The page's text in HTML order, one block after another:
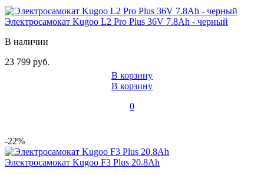
Электросамокат Kugoo L2 Pro Plus 36V 7.8Ah - черный
В наличии
23 799 руб.
В корзину
В корзину
0
-22%
Электросамокат Kugoo F3 Plus 20.8Ah